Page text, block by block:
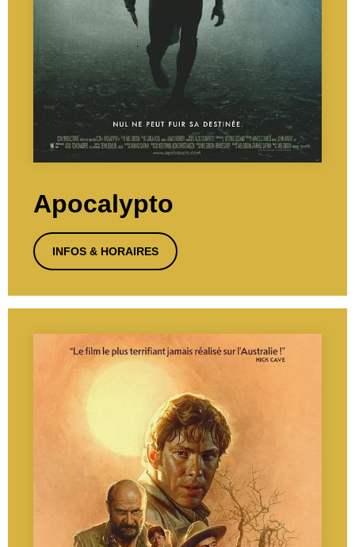
Apocalypto
INFOS & HORAIRES